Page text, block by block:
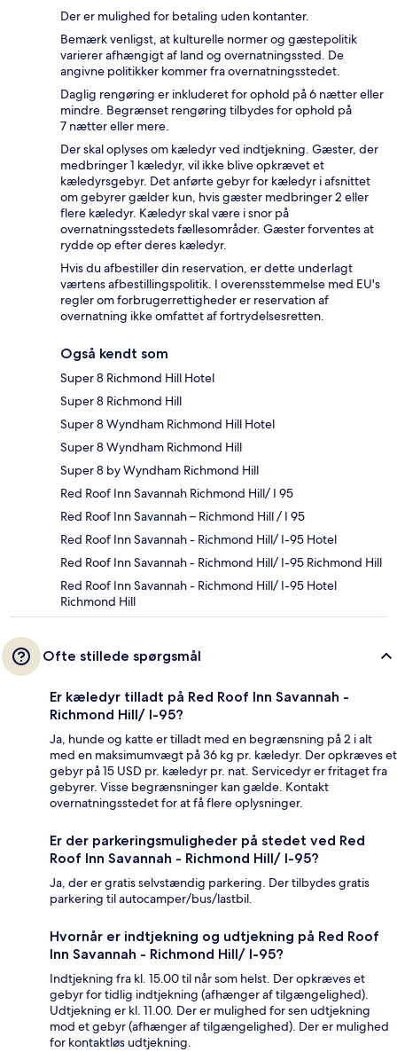
Der er mulighed for betaling uden kontanter.
Bemærk venligst, at kulturelle normer og gæstepolitik
varierer afhængigt af land og overnatningssted. De
angivne politikker kommer fra overnatningsstedet.
Daglig rengøring er inkluderet for ophold på 6 nætter eller
mindre. Begrænset rengøring tilbydes for ophold på
7 nætter eller mere.
Der skal oplyses om kæledyr ved indtjekning. Gæster, der
medbringer 1 kæledyr, vil ikke blive opkrævet et
kæledyrsgebyr. Det anførte gebyr for kæledyr i afsnittet
om gebyrer gælder kun, hvis gæster medbringer 2 eller
flere kæledyr. Kæledyr skal være i snor på
overnatningsstedets fællesområder. Gæster forventes at
rydde op efter deres kæledyr.
Hvis du afbestiller din reservation, er dette underlagt
værtens afbestillingspolitik. I overensstemmelse med EU's
regler om forbrugerrettigheder er reservation af
overnatning ikke omfattet af fortrydelsesretten.
Også kendt som
Super 8 Richmond Hill Hotel
Super 8 Richmond Hill
Super 8 Wyndham Richmond Hill Hotel
Super 8 Wyndham Richmond Hill
Super 8 by Wyndham Richmond Hill
Red Roof Inn Savannah Richmond Hill/ I 95
Red Roof Inn Savannah – Richmond Hill / I 95
Red Roof Inn Savannah - Richmond Hill/ I-95 Hotel
Red Roof Inn Savannah - Richmond Hill/ I-95 Richmond Hill
Red Roof Inn Savannah - Richmond Hill/ I-95 Hotel
Richmond Hill
Ofte stillede spørgsmål
Er kæledyr tilladt på Red Roof Inn Savannah -
Richmond Hill/ I-95?
Ja, hunde og katte er tilladt med en begrænsning på 2 i alt
med en maksimumvægt på 36 kg pr. kæledyr. Der opkræves et
gebyr på 15 USD pr. kæledyr pr. nat. Servicedyr er fritaget fra
gebyrer. Visse begrænsninger kan gælde. Kontakt
overnatningsstedet for at få flere oplysninger.
Er der parkeringsmuligheder på stedet ved Red
Roof Inn Savannah - Richmond Hill/ I-95?
Ja, der er gratis selvstændig parkering. Der tilbydes gratis
parkering til autocamper/bus/lastbil.
Hvornår er indtjekning og udtjekning på Red Roof
Inn Savannah - Richmond Hill/ I-95?
Indtjekning fra kl. 15.00 til når som helst. Der opkræves et
gebyr for tidlig indtjekning (afhænger af tilgængelighed).
Udtjekning er kl. 11.00. Der er mulighed for sen udtjekning
mod et gebyr (afhænger af tilgængelighed). Der er mulighed
for kontaktløs udtjekning.